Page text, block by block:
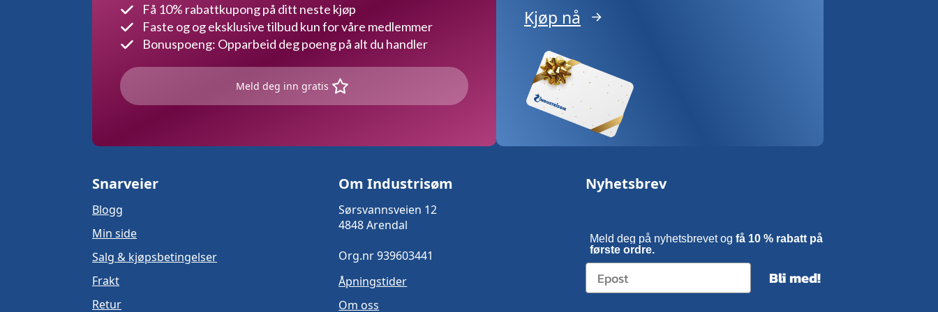
Få 10% rabattkupong på ditt neste kjøp
Faste og og eksklusive tilbud kun for våre medlemmer
Bonuspoeng: Opparbeid deg poeng på alt du handler
Meld deg inn gratis
Kjøp nå
Snarveier
Blogg
Min side
Salg & kjøpsbetingelser
Frakt
Retur
Om Industrisøm
Sørsvannsveien 12
4848 Arendal
Org.nr 939603441
Åpningstider
Om oss
Nyhetsbrev
Meld deg på nyhetsbrevet og få 10 % rabatt på
første ordre.
Bli med!